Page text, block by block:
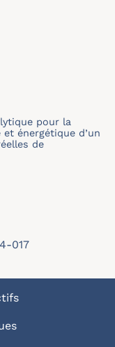
pour la
énergétique d’un
de
017